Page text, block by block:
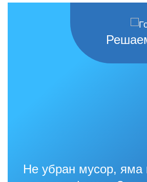
Не убран мусор, яма